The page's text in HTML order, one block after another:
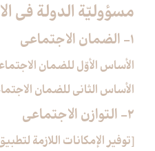
مسؤوليّة الدولة في
1- الضمان الاجتماعي‏
الأساس الأوّل للضمان
الأساس الثاني للضمان
2- التوازن الاجتماعي‏
[توفير الإمكانات اللازمة